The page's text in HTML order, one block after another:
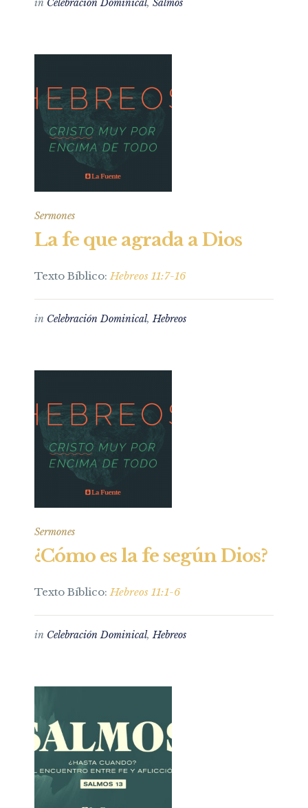
in Celebración Dominical, Salmos
Sermones
La fe que agrada a Dios
Texto Bíblico:Hebreos 11:7-16
in Celebración Dominical,Hebreos
Sermones
¿Cómo es la fe según Dios?
Texto Bíblico:Hebreos 11:1-6
in Celebración Dominical,Hebreos